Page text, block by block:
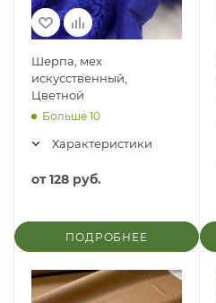
Шерпа, мех
искусственный,
Цветной
Больше 10
Характеристики
от128 руб.
ПОДРОБНЕЕ